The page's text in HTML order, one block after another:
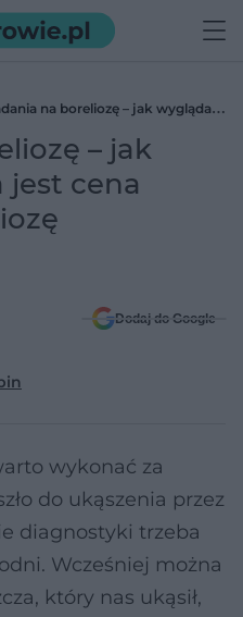
na boreliozę – jak wyglądają i
– jak
jest cena
Dodaj do Google
wykonać za
do ukąszenia przez
diagnostyki trzeba
Wcześniej można
który nas ukąsił,